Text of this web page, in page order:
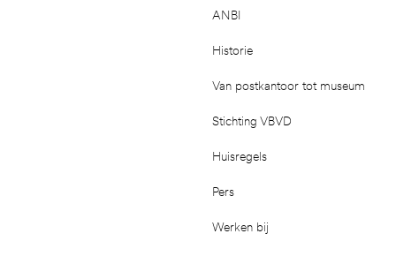
ANBI
Historie
Van postkantoor tot museum
Stichting VBVD
Huisregels
Pers
Werken bij